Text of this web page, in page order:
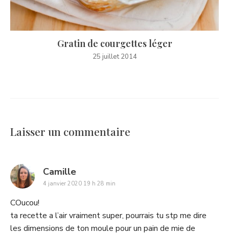
Gratin de courgettes léger
25 juillet 2014
Laisser un commentaire
Camillesays:
4 janvier 2020 19 h 28 min
COucou!
ta recette a l’air vraiment super, pourrais tu stp me dire
les dimensions de ton moule pour un pain de mie de